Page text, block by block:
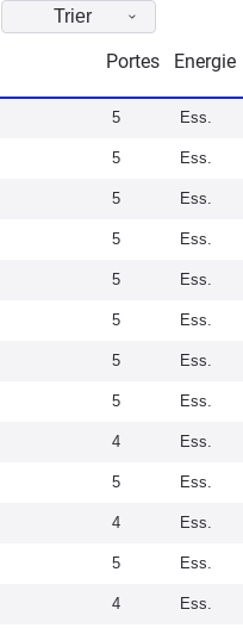
Trier
Portes Energie
5 Ess.
5 Ess.
5 Ess.
5 Ess.
5 Ess.
5 Ess.
5 Ess.
5 Ess.
4 Ess.
5 Ess.
4 Ess.
5 Ess.
4 Ess.